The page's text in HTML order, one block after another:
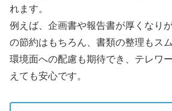
れます。
例えば、企画書や報告書が厚くなり
の節約はもちろん、書類の整理もス
環境面への配慮も期待でき、テレワ
えても安心です。